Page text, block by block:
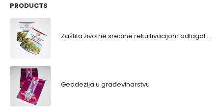
PRODUCTS
Zaštita životne sredine rekultivacijom odlagališta
Geodezija u građevinarstvu